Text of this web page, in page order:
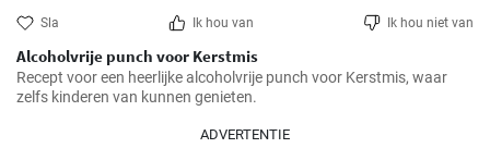
Sla Ik hou van Ik hou niet van
Alcoholvrije punch voor Kerstmis
Recept voor een heerlijke alcoholvrije punch voor Kerstmis, waar
zelfs kinderen van kunnen genieten.
ADVERTENTIE